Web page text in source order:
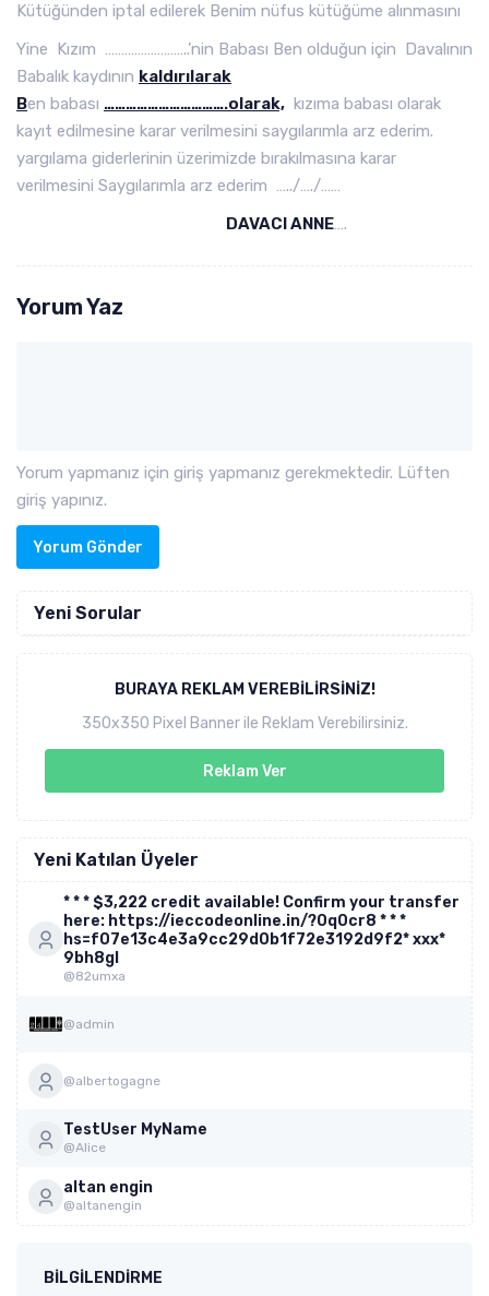
Kütüğünden iptal edilerek Benim nüfus kütüğüme alınmasını
Yine Kızım ……………………..’nin Babası Ben olduğun için Davalının
Babalık kaydının kaldırılarak
Ben babası …………………………….olarak, kızıma babası olarak
kayıt edilmesine karar verilmesini saygılarımla arz ederim.
yargılama giderlerinin üzerimizde bırakılmasına karar
verilmesini Saygılarımla arz ederim …../…./……
DAVACI ANNE….
Yorum Yaz
Yorum yapmanız için giriş yapmanız gerekmektedir. Lüften
giriş yapınız.
Yorum Gönder
Yeni Sorular
BURAYA REKLAM VEREBILIRSINIZ!
350x350 Pixel Banner ile Reklam Verebilirsiniz.
Reklam Ver
Yeni Katılan Üyeler
* * * $3,222 credit available! Confirm your transfer
here: https://ieccodeonline.in/?0q0cr8 * * *
hs=f07e13c4e3a9cc29d0b1f72e3192d9f2* ххх*
9bh8gl
@82umxa
@admin
@albertogagne
TestUser MyName
@Alice
altan engin
@altanengin
BILGILENDIRME